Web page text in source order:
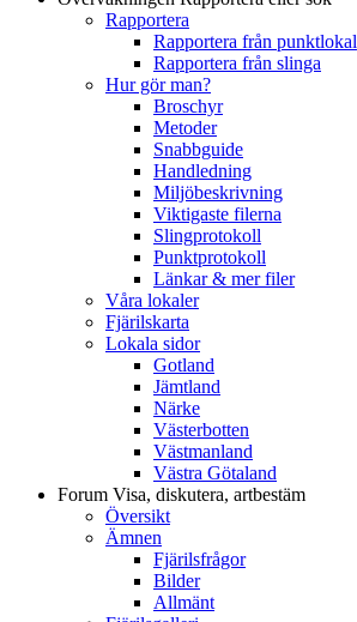
Rapportera
Rapportera från punktlokal
Rapportera från slinga
Hur gör man?
Broschyr
Metoder
Snabbguide
Handledning
Miljöbeskrivning
Viktigaste filerna
Slingprotokoll
Punktprotokoll
Länkar & mer filer
Våra lokaler
Fjärilskarta
Lokala sidor
Gotland
Jämtland
Närke
Västerbotten
Västmanland
Västra Götaland
Forum Visa, diskutera, artbestäm
Översikt
Ämnen
Fjärilsfrågor
Bilder
Allmänt